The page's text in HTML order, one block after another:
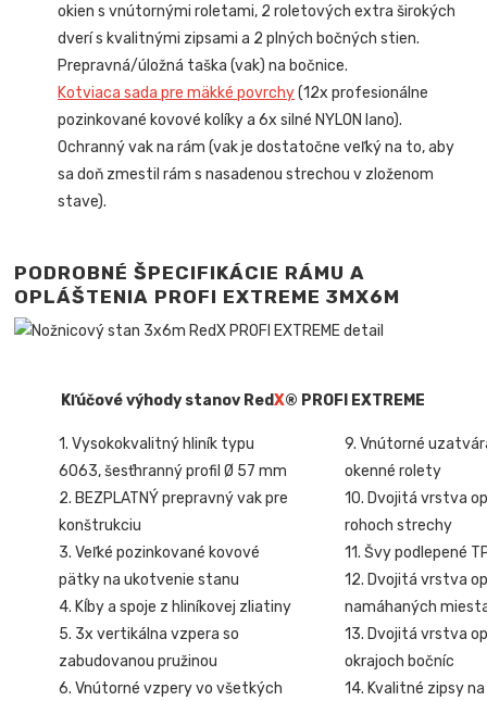
okien s vnútornými roletami, 2 roletových extra širokých
dverí s kvalitnými zipsami a 2 plných bočných stien.
Prepravná/úložná taška (vak) na bočnice.
Kotviaca sada pre mäkké povrchy(12x profesionálne
pozinkované kovové kolíky a 6x silné NYLON lano).
Ochranný vak na rám (vak je dostatočne veľký na to, aby
sa doň zmestil rám s nasadenou strechou v zloženom
stave).
PODROBNÉ ŠPECIFIKÁCIE RÁMU A
OPLÁŠTENIA PROFI EXTREME 3MX6M
Kľúčové výhody stanov RedX® PROFI EXTREME
1. Vysokokvalitný hliník typu
6063, šesťhranný profil Ø 57 mm
2. BEZPLATNÝ prepravný vak pre
konštrukciu
3. Veľké pozinkované kovové
pätky na ukotvenie stanu
4. Kĺby a spoje z hliníkovej zliatiny
5. 3x vertikálna vzpera so
zabudovanou pružinou
6. Vnútorné vzpery vo všetkých
9. Vnútorné
okenné rolety
10. Dvojitá vrstva
rohoch strechy
11. Švy podlepené
12. Dvojitá vrstva
namáhaných
13. Dvojitá vrstva
okrajoch bočníc
14. Kvalitné zipsy na